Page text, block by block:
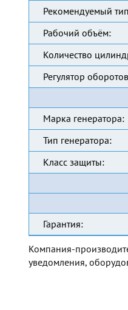
Рекомендуемый
Рабочий объём:
Количество
Регулятор
Марка генератора:
Тип генератора:
Класс защиты:
Гарантия:
Компания-
уведомления,